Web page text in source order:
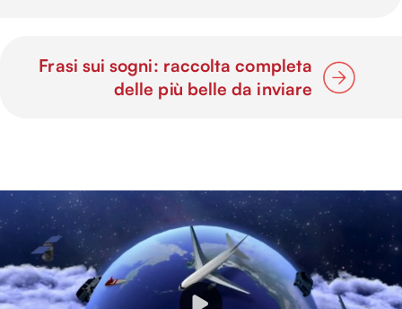
Frasi sui sogni: raccolta completa
delle più belle da inviare